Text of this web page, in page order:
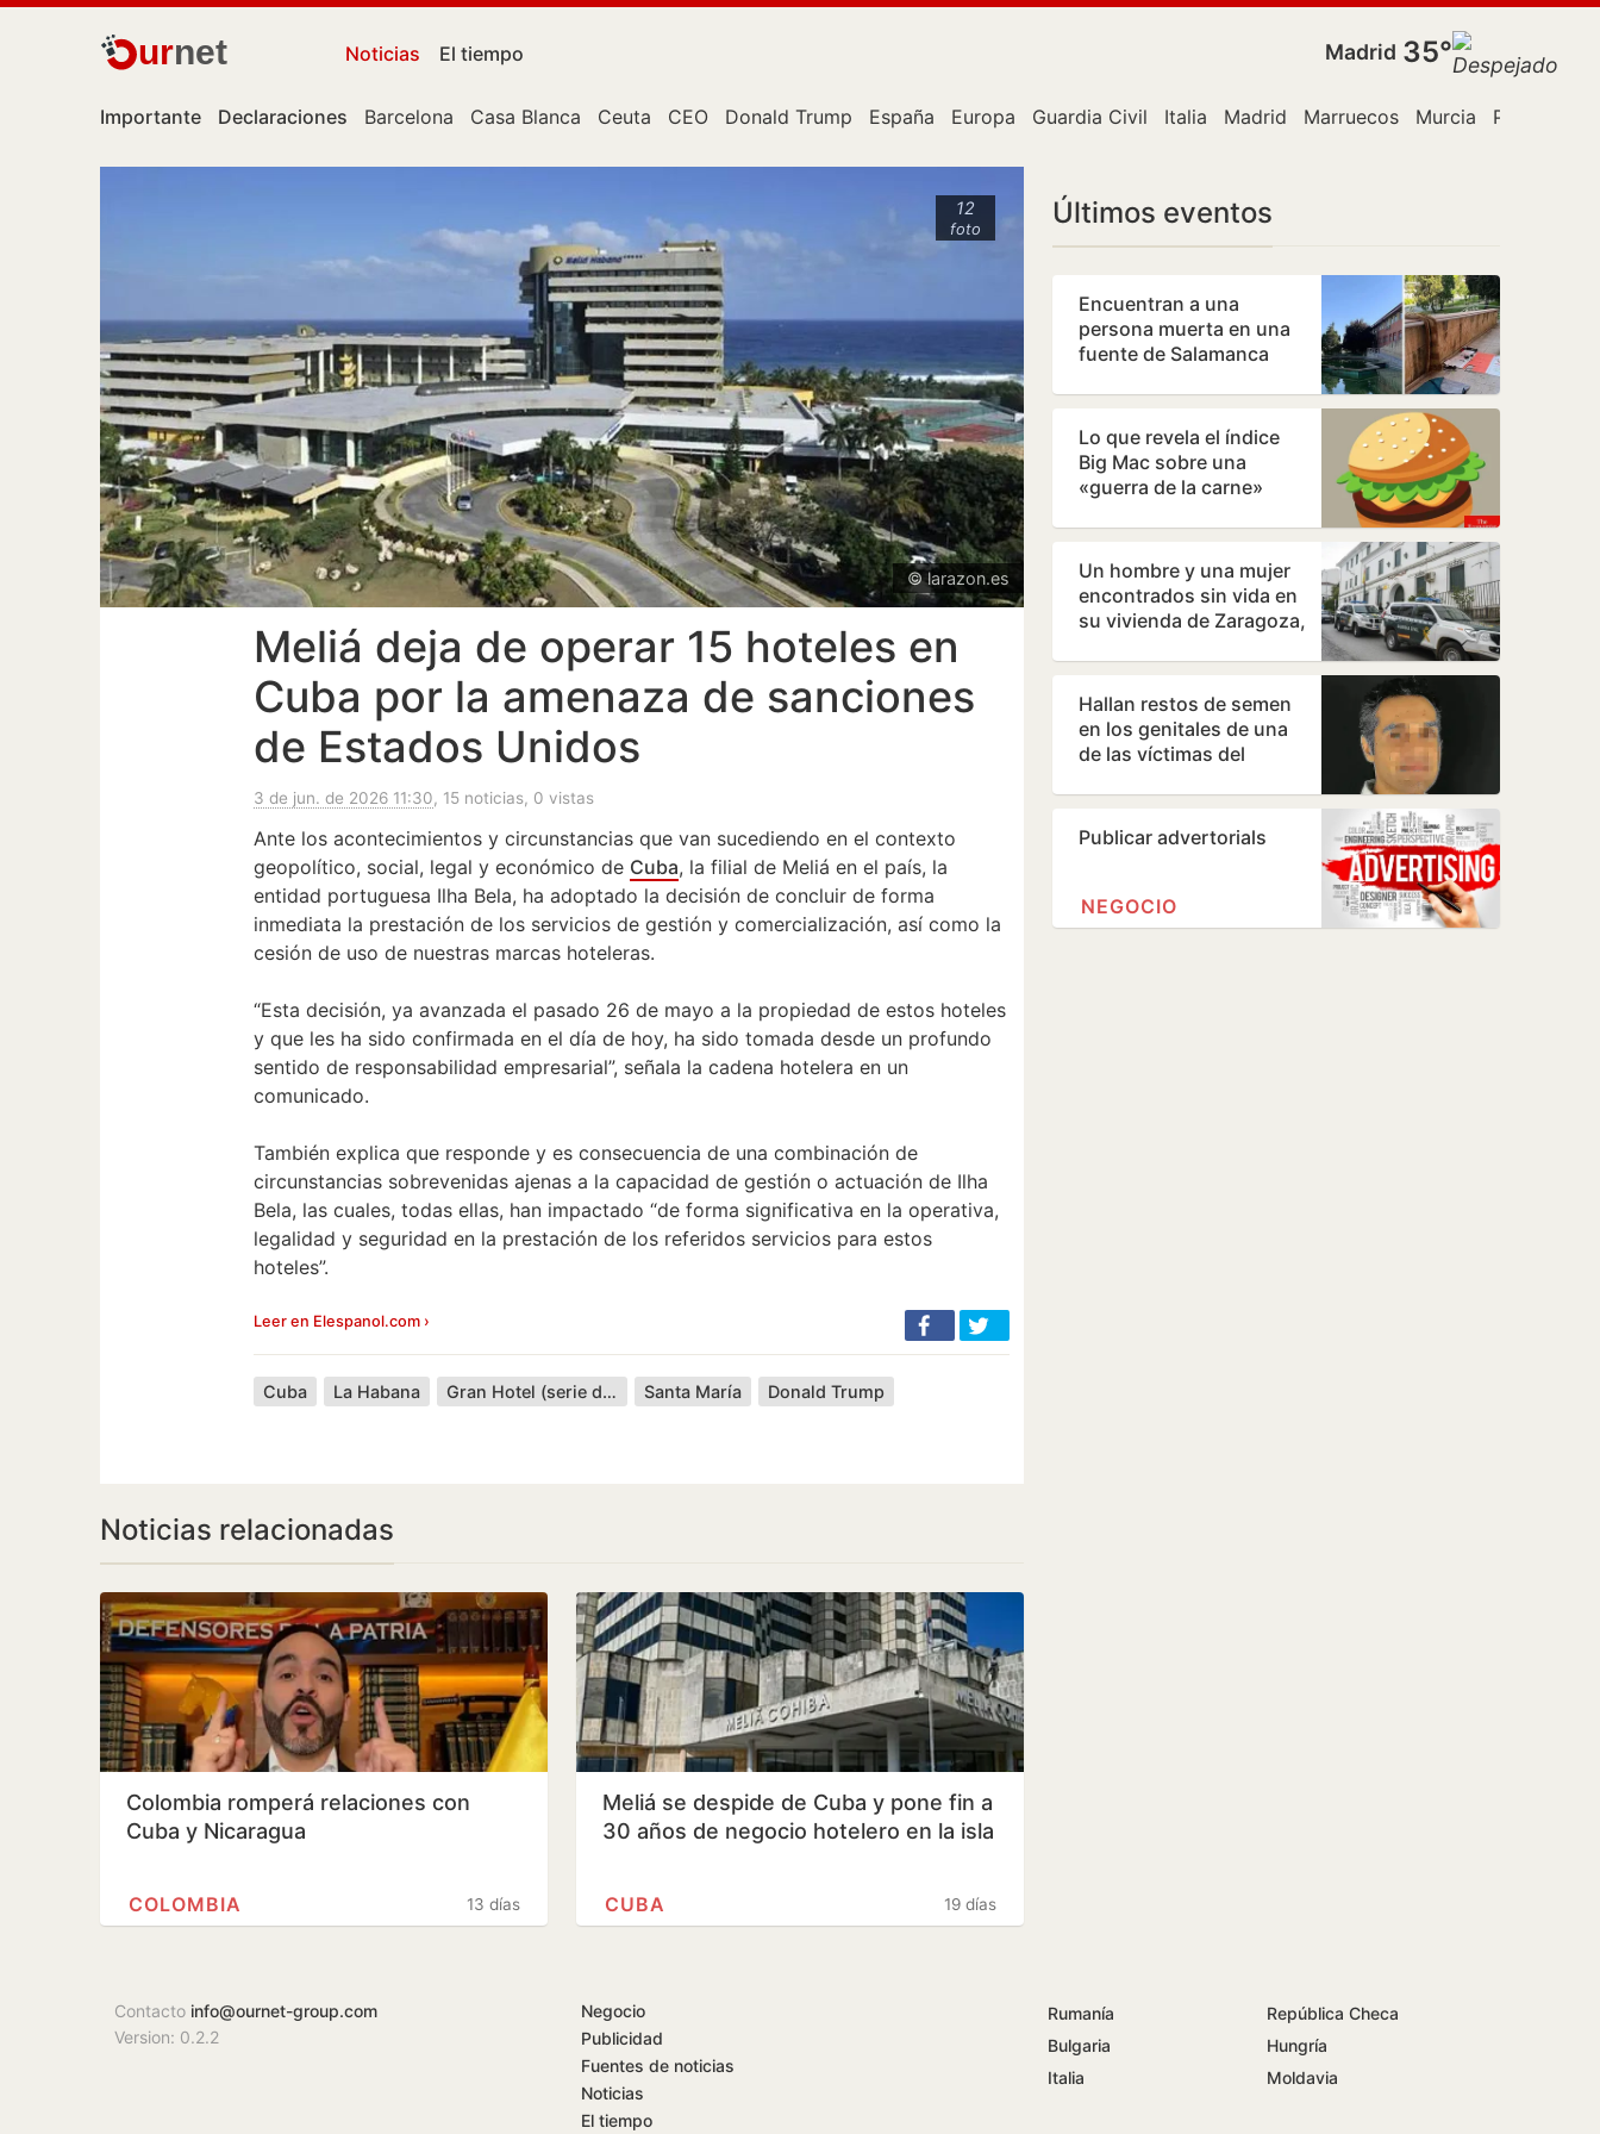
urnet Noticias El tiempo Madrid 35°
Importante Declaraciones Barcelona Casa Blanca Ceuta CEO Donald Trump España Europa Guardia Civil Italia Madrid Marruecos Murcia Policía
12
foto
© larazon.es
Meliá deja de operar 15 hoteles en
Cuba por la amenaza de sanciones
de Estados Unidos
3 de jun. de 2026 11:30, 15 noticias, 0 vistas
Ante los acontecimientos y circunstancias que van sucediendo en el contexto
geopolítico, social, legal y económico de Cuba, la filial de Meliá en el país, la
entidad portuguesa Ilha Bela, ha adoptado la decisión de concluir de forma
inmediata la prestación de los servicios de gestión y comercialización, así como la
cesión de uso de nuestras marcas hoteleras.
“Esta decisión, ya avanzada el pasado 26 de mayo a la propiedad de estos hoteles
y que les ha sido confirmada en el día de hoy, ha sido tomada desde un profundo
sentido de responsabilidad empresarial”, señala la cadena hotelera en un
comunicado.
También explica que responde y es consecuencia de una combinación de
circunstancias sobrevenidas ajenas a la capacidad de gestión o actuación de Ilha
Bela, las cuales, todas ellas, han impactado “de forma significativa en la operativa,
legalidad y seguridad en la prestación de los referidos servicios para estos
hoteles”.
Leer en Elespanol.com ›
Cuba La Habana Gran Hotel (serie de televisión) Santa María Donald Trump
Noticias relacionadas
Colombia romperá relaciones con
Cuba y Nicaragua
13 días
COLOMBIA
Meliá se despide de Cuba y pone fin a
30 años de negocio hotelero en la isla
19 días
CUBA
Últimos eventos
Encuentran a una
persona muerta en una
fuente de Salamanca
Lo que revela el índice
Big Mac sobre una
«guerra de la carne»
mundial
Un hombre y una mujer
encontrados sin vida en
su vivienda de Zaragoza,
Hallan restos de semen
en los genitales de una
de las víctimas del
violar en sus…
Publicar advertorials
NEGOCIO
Contacto info@ournet-group.com
Version: 0.2.2
Negocio
Publicidad
Fuentes de noticias
Noticias
El tiempo
Rumanía
República Checa
Bulgaria
Hungría
Italia
Moldavia